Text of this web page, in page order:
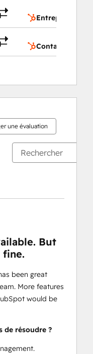
Entreprises
Contacts
une évaluation
But
fine.
been great
More features
would be
de résoudre ?